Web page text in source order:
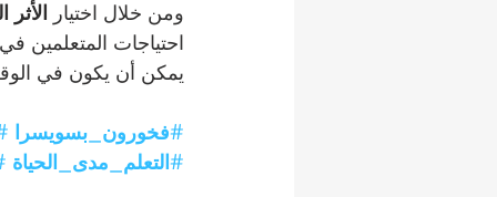
ومن خلال اختيار
احتياجات المتعلمين
يمكن أن يكون في
#فخورون_بسويسرا
#التعلم_مدى_الحياة